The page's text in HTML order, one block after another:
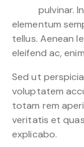
pulvinar.
elementum
tellus. Aenean
eleifend ac,
Sed ut
voluptatem
totam rem
veritatis et
explicabo.